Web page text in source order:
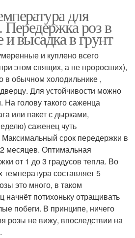
для
Передержка роз в
и высадка в грунт
и куплено всего
этом спящих, а не проросших),
в обычном холодильнике ,
Для устойчивости можно
На голову такого саженца
или пакет с дырками,
саженец чуть
Максимальный срок передержки в
месяцев. Оптимальная
от 1 до 3 градусов тепла. Во
температура составляет 5
это много, в таком
начнёт потихоньку отращивать
побеги. В принципе, ничего
розы не вижу, впоследствии на